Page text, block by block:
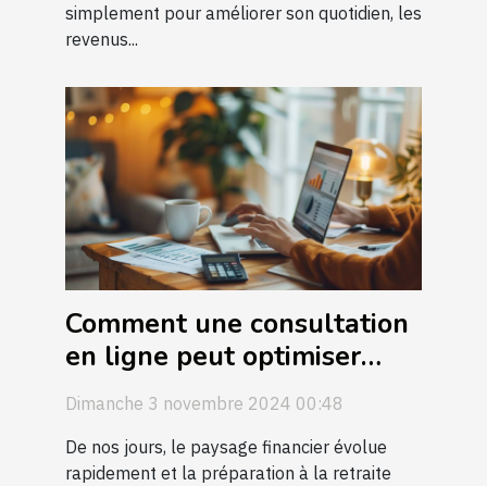
simplement pour améliorer son quotidien, les
revenus...
Comment une consultation
en ligne peut optimiser
votre préparation à la
retraite
Dimanche 3 novembre 2024 00:48
De nos jours, le paysage financier évolue
rapidement et la préparation à la retraite